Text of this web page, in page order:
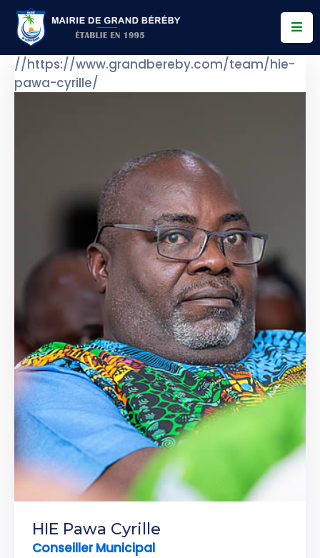
Services
Conseil
//https://www.grandbereby.com/team/hie-
pawa-cyrille/
HIE Pawa Cyrille
Conseiller Municipal